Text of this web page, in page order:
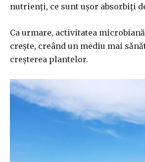
nutrienți, ce sunt ușor absorbiți
Ca urmare, activitatea
crește, creând un mediu mai
creșterea plantelor.